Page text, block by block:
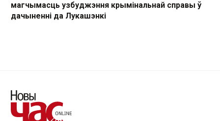
магчымасць узбуджэння крымінальнай справы ў
дачыненні да Лукашэнкі